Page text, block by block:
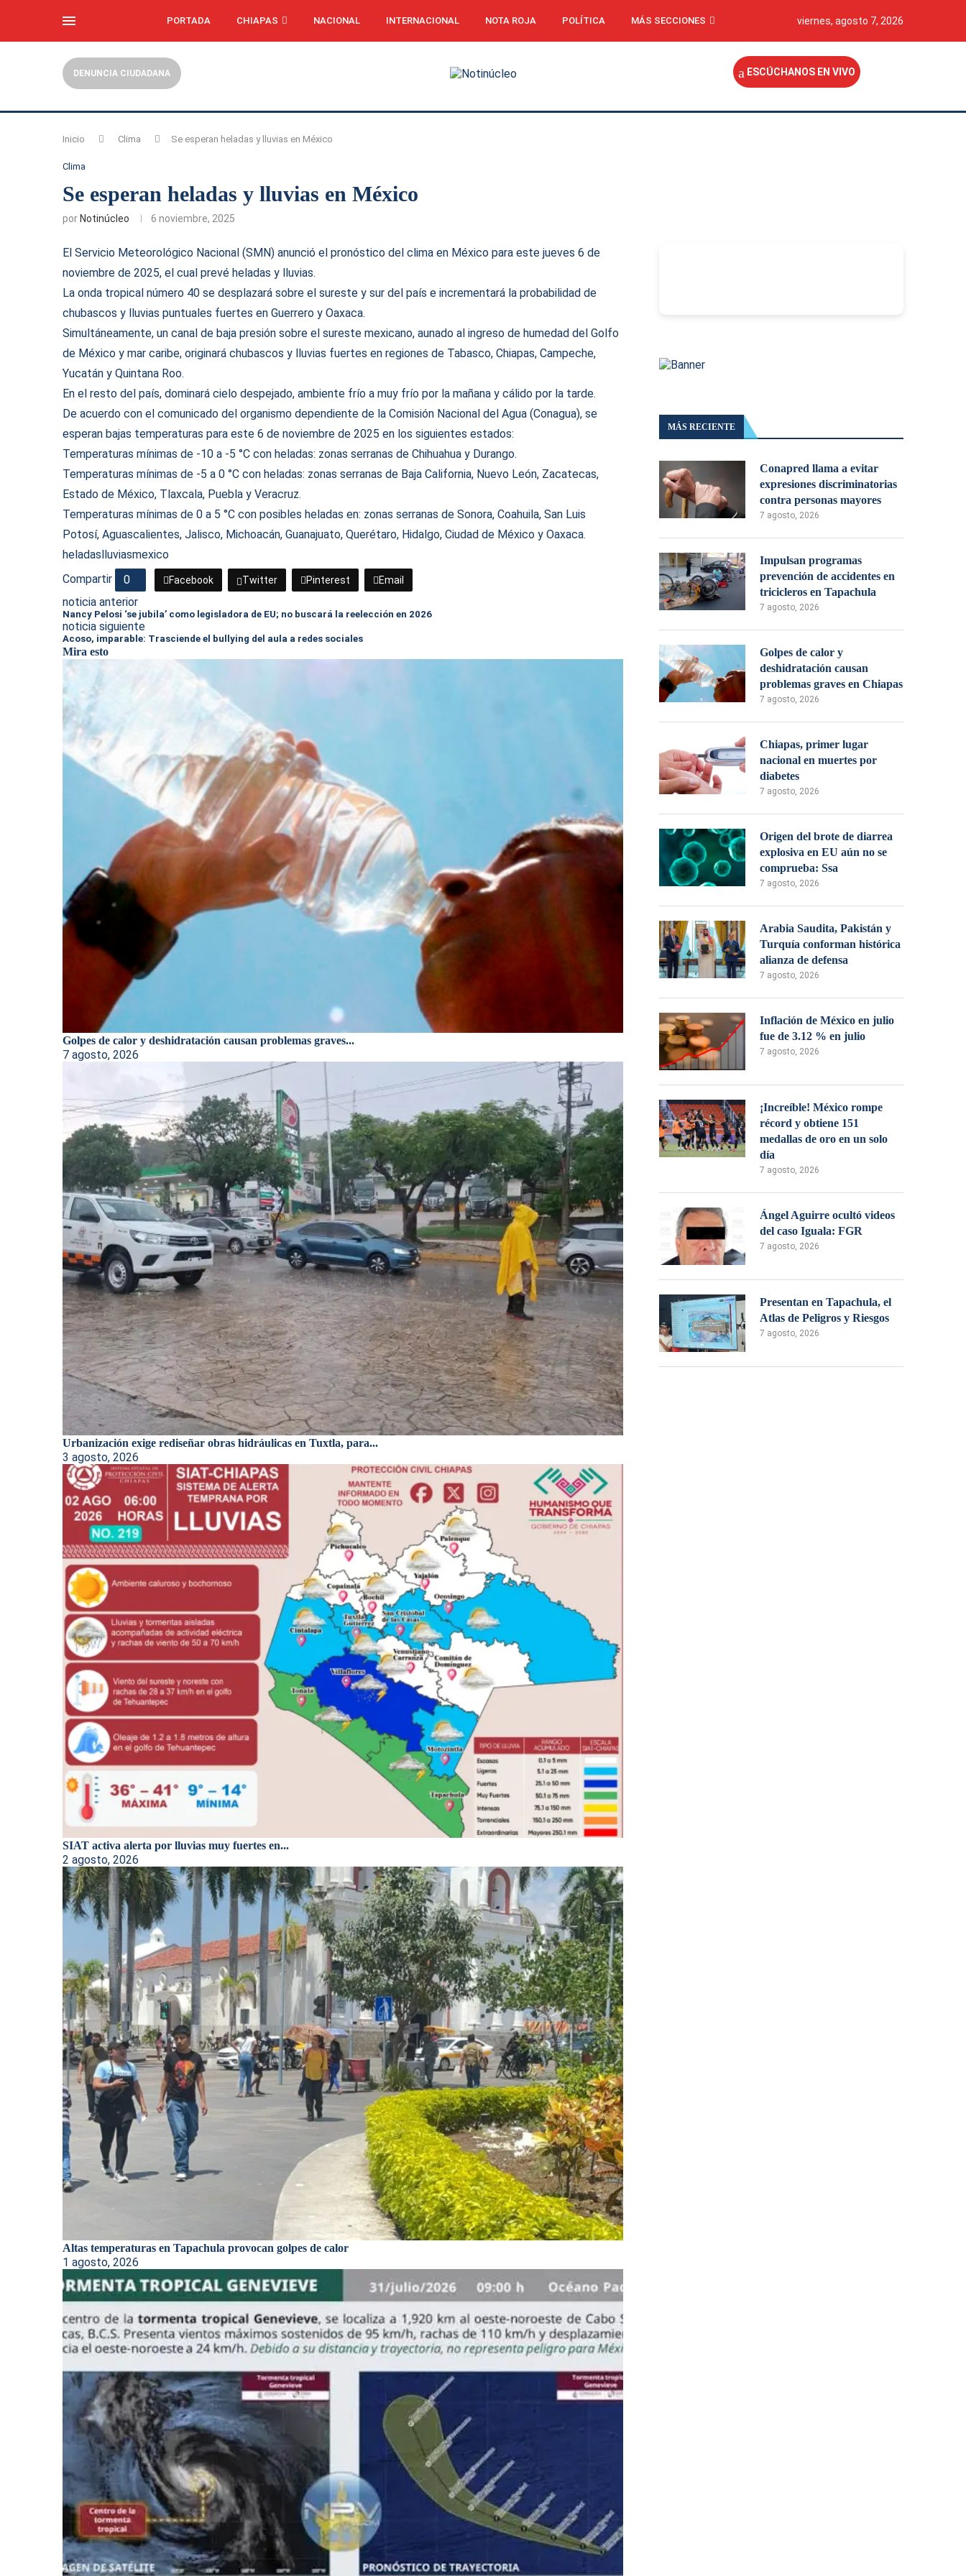
PORTADA CHIAPAS NACIONAL INTERNACIONAL NOTA ROJA POLÍTICA MÁS SECCIONES viernes, agosto 7, 2026
DENUNCIA CIUDADANA ESCÚCHANOS EN VIVO
Inicio Clima Se esperan heladas y lluvias en México
Clima
Se esperan heladas y lluvias en México
por Notinúcleo 6 noviembre, 2025
El Servicio Meteorológico Nacional (SMN) anunció el pronóstico del clima en México para este jueves 6 de
noviembre de 2025, el cual prevé heladas y lluvias.
La onda tropical número 40 se desplazará sobre el sureste y sur del país e incrementará la probabilidad de
chubascos y lluvias puntuales fuertes en Guerrero y Oaxaca.
Simultáneamente, un canal de baja presión sobre el sureste mexicano, aunado al ingreso de humedad del Golfo
de México y mar caribe, originará chubascos y lluvias fuertes en regiones de Tabasco, Chiapas, Campeche,
Yucatán y Quintana Roo.
En el resto del país, dominará cielo despejado, ambiente frío a muy frío por la mañana y cálido por la tarde.
De acuerdo con el comunicado del organismo dependiente de la Comisión Nacional del Agua (Conagua), se
esperan bajas temperaturas para este 6 de noviembre de 2025 en los siguientes estados:
Temperaturas mínimas de -10 a -5 °C con heladas: zonas serranas de Chihuahua y Durango.
Temperaturas mínimas de -5 a 0 °C con heladas: zonas serranas de Baja California, Nuevo León, Zacatecas,
Estado de México, Tlaxcala, Puebla y Veracruz.
Temperaturas mínimas de 0 a 5 °C con posibles heladas en: zonas serranas de Sonora, Coahuila, San Luis
Potosí, Aguascalientes, Jalisco, Michoacán, Guanajuato, Querétaro, Hidalgo, Ciudad de México y Oaxaca.
heladaslluviasmexico
Compartir
0 Facebook Twitter Pinterest Email
noticia anterior
Nancy Pelosi ‘se jubila’ como legisladora de EU; no buscará la reelección en 2026
noticia siguiente
Acoso, imparable: Trasciende el bullying del aula a redes sociales
Mira esto
Golpes de calor y deshidratación causan problemas graves...
7 agosto, 2026
Urbanización exige rediseñar obras hidráulicas en Tuxtla, para...
3 agosto, 2026
SIAT activa alerta por lluvias muy fuertes en...
2 agosto, 2026
Altas temperaturas en Tapachula provocan golpes de calor
1 agosto, 2026
MÁS RECIENTE
Conapred llama a evitar
expresiones discriminatorias
contra personas mayores
7 agosto, 2026
Impulsan programas
prevención de accidentes en
tricicleros en Tapachula
7 agosto, 2026
Golpes de calor y
deshidratación causan
problemas graves en Chiapas
7 agosto, 2026
Chiapas, primer lugar
nacional en muertes por
diabetes
7 agosto, 2026
Origen del brote de diarrea
explosiva en EU aún no se
comprueba: Ssa
7 agosto, 2026
Arabia Saudita, Pakistán y
Turquía conforman histórica
alianza de defensa
7 agosto, 2026
Inflación de México en julio
fue de 3.12 % en julio
7 agosto, 2026
¡Increíble! México rompe
récord y obtiene 151
medallas de oro en un solo
día
7 agosto, 2026
Ángel Aguirre ocultó videos
del caso Iguala: FGR
7 agosto, 2026
Presentan en Tapachula, el
Atlas de Peligros y Riesgos
7 agosto, 2026